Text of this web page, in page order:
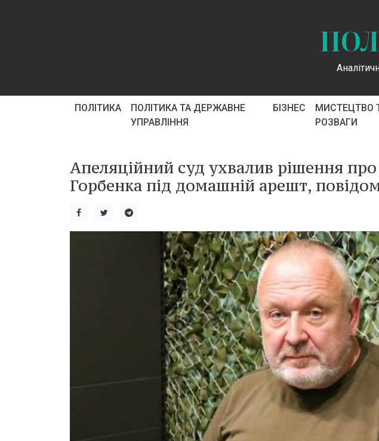
ПОЛІТИКА
ПОЛІТИКА ТА ДЕРЖАВНЕ
УПРАВЛІННЯ
БІЗНЕС
МИСТЕЦТВО
РОЗВАГИ
Апеляційний суд ухвалив рішення
Горбенка під домашній арешт,